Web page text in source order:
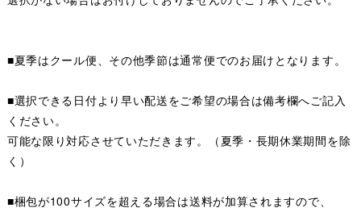
■夏季はクール便、その他季節は通常便でのお届けとなります。
■選択できる日付より早い配送をご希望の場合は備考欄へご記入
ください。
可能な限り対応させていただきます。（夏季・長期休業期間を除
く）
■梱包が100サイズを超える場合は送料が加算されますので、